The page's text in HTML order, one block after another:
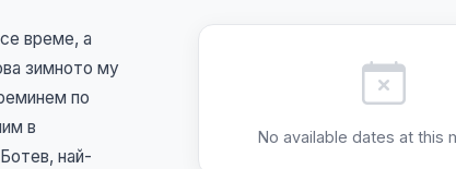
време, а
зимното му
по
в
най-
No available dates at this